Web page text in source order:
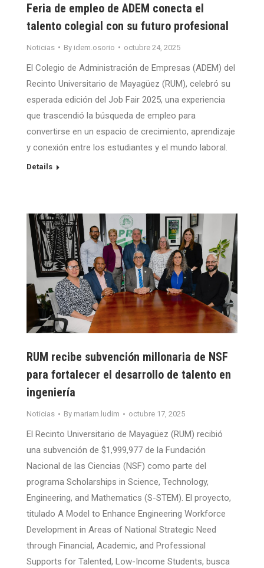
Feria de empleo de ADEM conecta el
talento colegial con su futuro profesional
Noticias By idem.osorio octubre 24, 2025
El Colegio de Administración de Empresas (ADEM) del
Recinto Universitario de Mayagüez (RUM), celebró su
esperada edición del Job Fair 2025, una experiencia
que trascendió la búsqueda de empleo para
convertirse en un espacio de crecimiento, aprendizaje
y conexión entre los estudiantes y el mundo laboral.
Details
RUM recibe subvención millonaria de NSF
para fortalecer el desarrollo de talento en
ingeniería
Noticias By mariam.ludim octubre 17, 2025
El Recinto Universitario de Mayagüez (RUM) recibió
una subvención de $1,999,977 de la Fundación
Nacional de las Ciencias (NSF) como parte del
programa Scholarships in Science, Technology,
Engineering, and Mathematics (S-STEM). El proyecto,
titulado A Model to Enhance Engineering Workforce
Development in Areas of National Strategic Need
through Financial, Academic, and Professional
Supports for Talented, Low-Income Students, busca